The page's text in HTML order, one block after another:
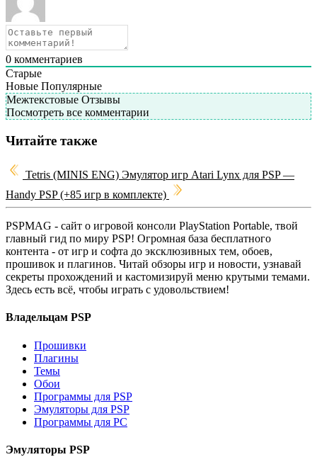
0 комментариев
Старые
Новые Популярные
Межтекстовые Отзывы
Посмотреть все комментарии
Читайте также
Tetris (MINIS ENG) Эмулятор игр Atari Lynx для PSP —
Handy PSP (+85 игр в комплекте)
PSPMAG - cайт о игровой консоли PlayStation Portable, твой
главный гид по миру PSP! Огромная база бесплатного
контента - от игр и софта до эксклюзивных тем, обоев,
прошивок и плагинов. Читай обзоры игр и новости, узнавай
секреты прохождений и кастомизируй меню крутыми темами.
Здесь есть всё, чтобы играть с удовольствием!
Владельцам PSP
Прошивки
Плагины
Темы
Обои
Программы для PSP
Эмуляторы для PSP
Программы для PC
Эмуляторы PSP